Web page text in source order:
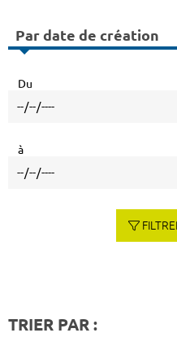
Par date de création
Du
à
TRIER PAR :